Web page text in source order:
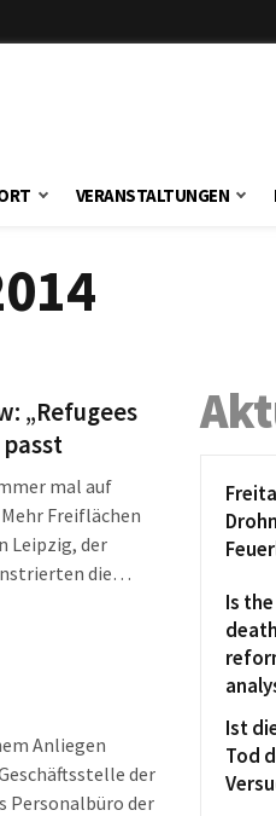
VERANSTALTUNGEN
„Refugees
mal auf
Freiflächen
Leipzig, der
die
ins
Am 12. Juli
der
diesjährige
Anliegen
der
Is
Ist
Tod